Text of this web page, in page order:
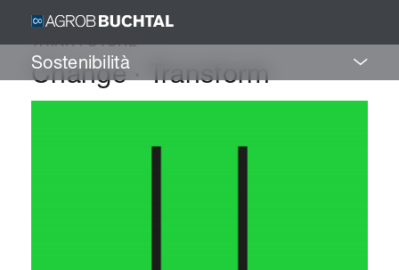
Sostenibilità
THINK FUTURE
Change · Transform